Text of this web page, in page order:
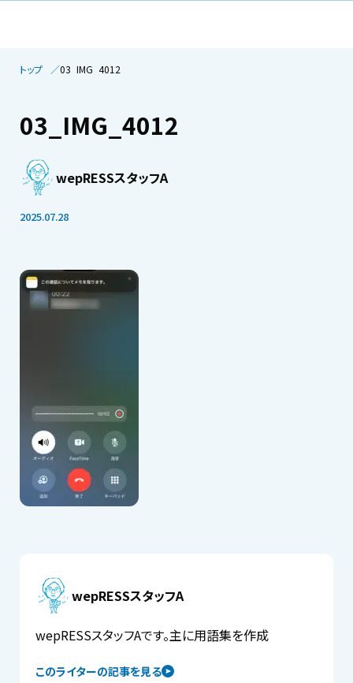
トップ 03_IMG_4012
03_IMG_4012
wepRESSスタッフA
2025.07.28
wepRESSスタッフA
このライターの記事を見る
wepRESSスタッフAです。主に用語集を作成